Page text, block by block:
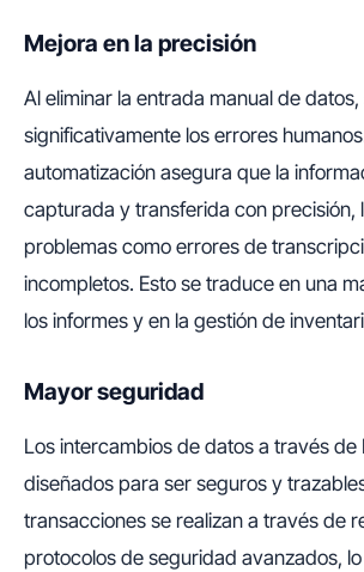
Mejora en la precisión
Al eliminar la entrada manual de
significativamente los errores
automatización asegura que la
capturada y transferida con precisión,
problemas como errores de
incompletos. Esto se traduce en una
los informes y en la gestión de
Mayor seguridad
Los intercambios de datos a través de
diseñados para ser seguros y
transacciones se realizan a través de
protocolos de seguridad avanzados,